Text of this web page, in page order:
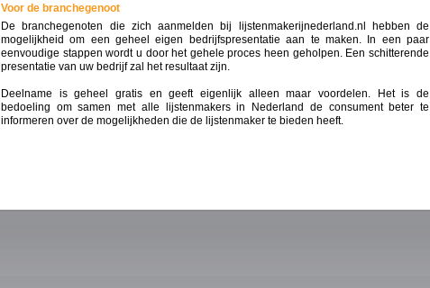
Voor de branchegenoot
De branchegenoten die zich aanmelden bij lijstenmakerijnederland.nl hebben de
mogelijkheid om een geheel eigen bedrijfspresentatie aan te maken. In een paar
eenvoudige stappen wordt u door het gehele proces heen geholpen. Een schitterende
presentatie van uw bedrijf zal het resultaat zijn.
Deelname is geheel gratis en geeft eigenlijk alleen maar voordelen. Het is de
bedoeling om samen met alle lijstenmakers in Nederland de consument beter te
informeren over de mogelijkheden die de lijstenmaker te bieden heeft.